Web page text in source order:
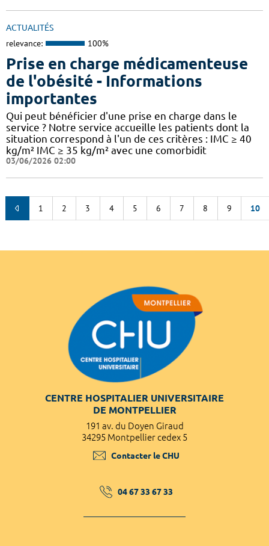
ACTUALITÉS
relevance: 100%
Prise en charge médicamenteuse
de l'obésité - Informations
importantes
Qui peut bénéficier d'une prise en charge dans le
service ? Notre service accueille les patients dont la
situation correspond à l'un de ces critères : IMC ≥ 40
kg/m² IMC ≥ 35 kg/m² avec une comorbidit
03/06/2026 02:00
1 2 3 4 5 6 7 8 9 10
CENTRE HOSPITALIER UNIVERSITAIRE
DE MONTPELLIER
191 av. du Doyen Giraud
34295 Montpellier cedex 5
Contacter le CHU
04 67 33 67 33